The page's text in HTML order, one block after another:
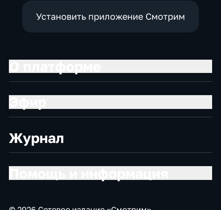
Установить приложение Смотрим
Журнал